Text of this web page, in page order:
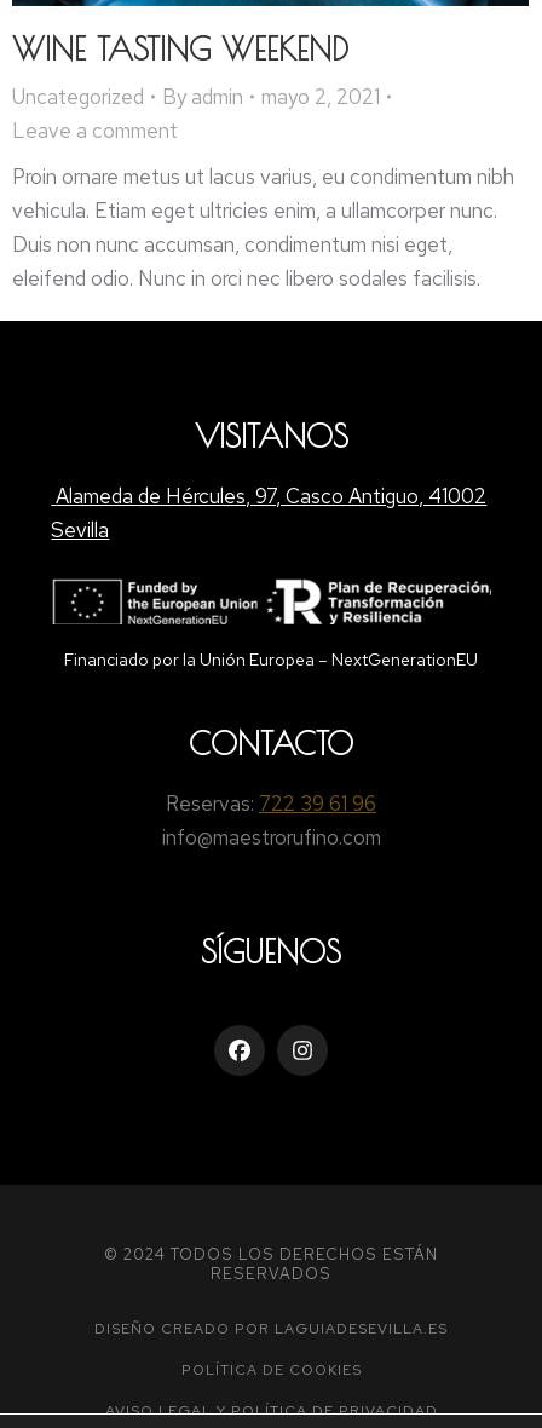
WINE TASTING WEEKEND
Uncategorized By admin
mayo 2, 2021
Leave a comment
Proin ornare metus ut lacus varius, eu condimentum nibh
vehicula. Etiam eget ultricies enim, a ullamcorper nunc.
Duis non nunc accumsan, condimentum nisi eget,
eleifend odio. Nunc in orci nec libero sodales facilisis.
VISITANOS
Alameda de Hércules, 97, Casco Antiguo, 41002
Sevilla
Financiado por la Unión Europea – NextGenerationEU
CONTACTO
Reservas: 722 39 61 96
info@maestrorufino.com
SÍGUENOS
© 2024 TODOS LOS DERECHOS ESTÁN
RESERVADOS
DISEÑO CREADO POR LAGUIADESEVILLA.ES
POLÍTICA DE COOKIES
AVISO LEGAL Y POLÍTICA DE PRIVACIDAD